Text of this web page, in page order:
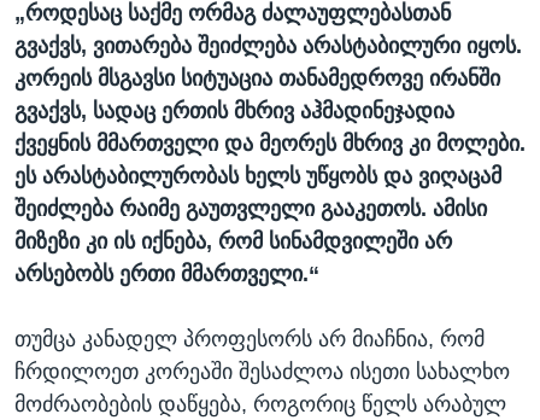
„როდესაც საქმე ორმაგ ძალაუფლებასთან
გვაქვს, ვითარება შეიძლება არასტაბილური იყოს.
კორეის მსგავსი სიტუაცია თანამედროვე ირანში
გვაქვს, სადაც ერთის მხრივ აჰმადინეჯადია
ქვეყნის მმართველი და მეორეს მხრივ კი მოლები.
ეს არასტაბილურობას ხელს უწყობს და ვიღაცამ
შეიძლება რაიმე გაუთვლელი გააკეთოს. ამისი
მიზეზი კი ის იქნება, რომ სინამდვილეში არ
არსებობს ერთი მმართველი.“
თუმცა კანადელ პროფესორს არ მიაჩნია, რომ
ჩრდილოეთ კორეაში შესაძლოა ისეთი სახალხო
მოძრაობების დაწყება, როგორიც წელს არაბულ